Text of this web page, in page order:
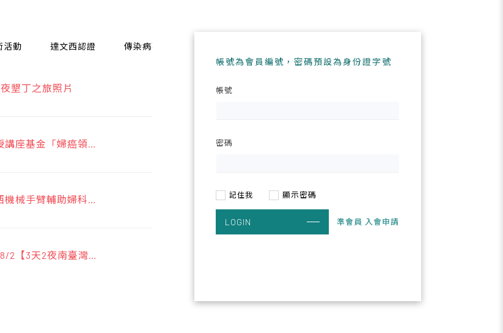
活動 達文西認證 傳染病專區
墾丁之旅照片
講座基金「婦癌領域
機械手臂輔助婦科手
2【3天2夜南臺灣墾
帳號為會員編號，密碼預設為身份證字號
帳號
密碼
記住我 顯示密碼
LOGIN 準會員 入會申請